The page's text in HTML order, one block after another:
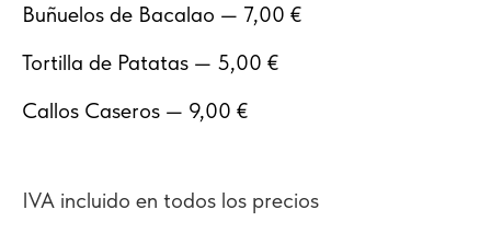
Buñuelos de Bacalao — 7,00 €
Tortilla de Patatas — 5,00 €
Callos Caseros — 9,00 €
IVA incluido en todos los precios